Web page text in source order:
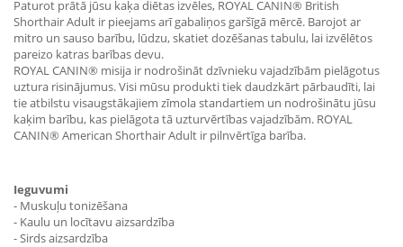
Paturot prātā jūsu kaķa diētas izvēles, ROYAL CANIN® British
Shorthair Adult ir pieejams arī gabaliņos garšīgā mērcē. Barojot ar
mitro un sauso barību, lūdzu, skatiet dozēšanas tabulu, lai izvēlētos
pareizo katras barības devu.
ROYAL CANIN® misija ir nodrošināt dzīvnieku vajadzībām pielāgotus
uztura risinājumus. Visi mūsu produkti tiek daudzkārt pārbaudīti, lai
tie atbilstu visaugstākajiem zīmola standartiem un nodrošinātu jūsu
kaķim barību, kas pielāgota tā uzturvērtības vajadzībām. ROYAL
CANIN® American Shorthair Adult ir pilnvērtīga barība.
Ieguvumi
- Muskuļu tonizēšana
- Kaulu un locītavu aizsardzība
- Sirds aizsardzība